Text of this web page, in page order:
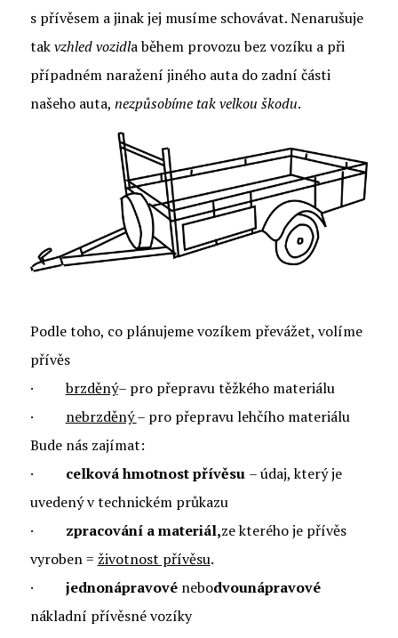
s přívěsem a jinak jej musíme schovávat. Nenarušuje
takvzhled vozidla během provozu bez vozíku a při
případném naražení jiného auta do zadní části
našeho auta, nezpůsobíme tak velkou škodu.
Podle toho, co plánujeme vozíkem převážet, volíme
přívěs
·brzděný– pro přepravu těžkého materiálu
· nebrzděný– pro přepravu lehčího materiálu
Bude nás zajímat:
· celková hmotnost přívěsu – údaj, který je
uvedený v technickém průkazu
· zpracování a materiál,ze kterého je přívěs
vyroben = životnost přívěsu.
· jednonápravové nebodvounápravové
nákladní přívěsné vozíky